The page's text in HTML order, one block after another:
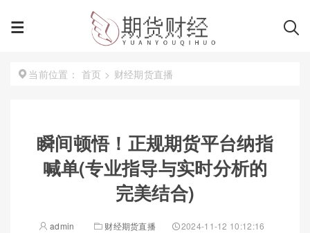
当前位置： 首页 > 财经期货直播
瞬间顿悟！正规期货平台纳指
喊单(专业指导与实时分析的
完美结合)
admin 财经期货直播 2024-11-12 10:12:16